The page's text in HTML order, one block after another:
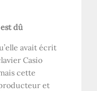
dû
avait écrit
Casio
cette
et